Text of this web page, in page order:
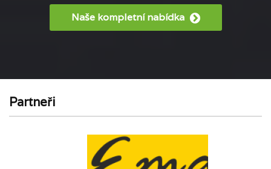
Naše kompletní nabídka
Partneři